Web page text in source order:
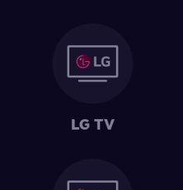
LG TV